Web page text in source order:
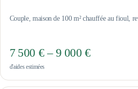
Couple, maison de 100 m² chauffée au fioul,
7 500 € – 9 000 €
d'aides estimées